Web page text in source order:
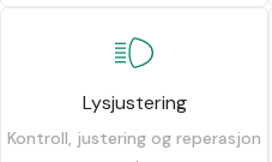
Lysjustering
Kontroll, justering og reperasjon